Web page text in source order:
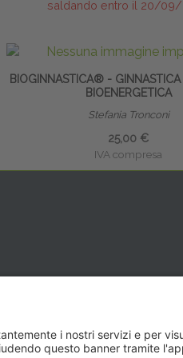
saldando entro il 20/09/
BIOGINNASTICA® - GINNASTICA
BIOENERGETICA
Stefania Tronconi
25,00 €
IVA compresa